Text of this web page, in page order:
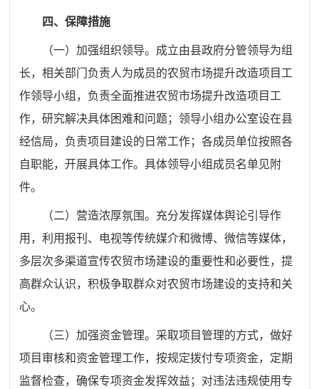
四、保障措施
（一）加强组织领导。成立由县政府分管领导为组
长，相关部门负责人为成员的农贸市场提升改造项目工
作领导小组，负责全面推进农贸市场提升改造项目工
作，研究解决具体困难和问题；领导小组办公室设在县
经信局，负责项目建设的日常工作；各成员单位按照各
自职能，开展具体工作。具体领导小组成员名单见附
件。
（二）营造浓厚氛围。充分发挥媒体舆论引导作
用，利用报刊、电视等传统媒介和微博、微信等媒体，
多层次多渠道宣传农贸市场建设的重要性和必要性，提
高群众认识，积极争取群众对农贸市场建设的支持和关
心。
（三）加强资金管理。采取项目管理的方式，做好
项目审核和资金管理工作，按规定拨付专项资金，定期
监督检查，确保专项资金发挥效益；对违法违规使用专